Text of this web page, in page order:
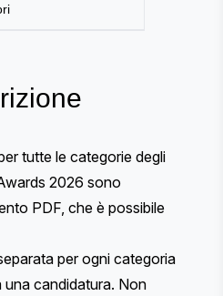
tutte le categorie degli
2026 sono
PDF, che è possibile
per ogni categoria
candidatura. Non